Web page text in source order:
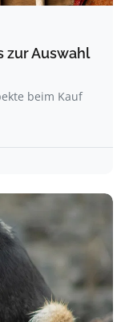
zur Auswahl
beim Kauf